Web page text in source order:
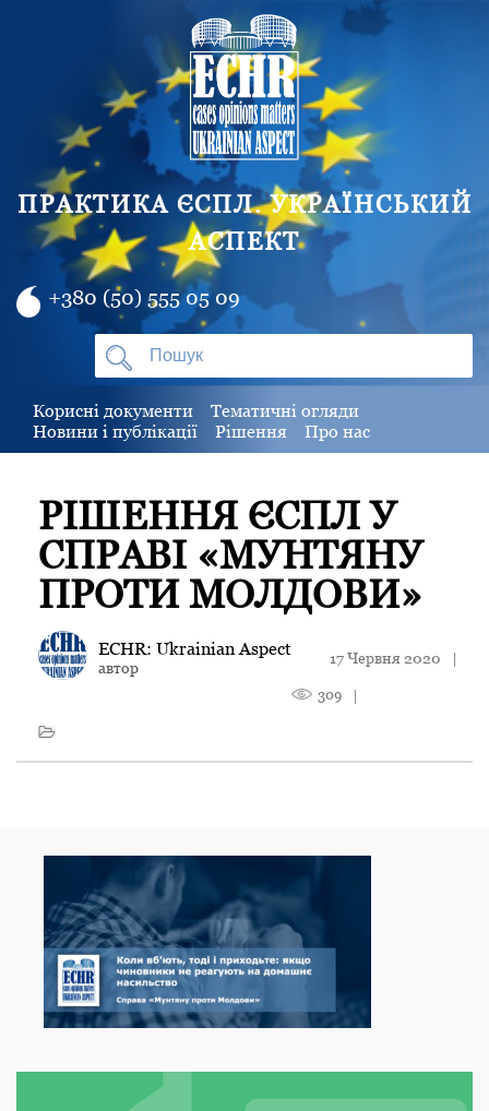
ПРАКТИКА ЄСПЛ. УКРАЇНСЬКИЙ
АСПЕКТ
+380 (50) 555 05 09
Корисні документи
Тематичні огляди
Новини і публікації
Рішення Про нас
РІШЕННЯ ЄСПЛ У
СПРАВІ «МУНТЯНУ
ПРОТИ МОЛДОВИ»
ECHR: Ukrainian Aspect
автор
17 Червня 2020 |
309 |